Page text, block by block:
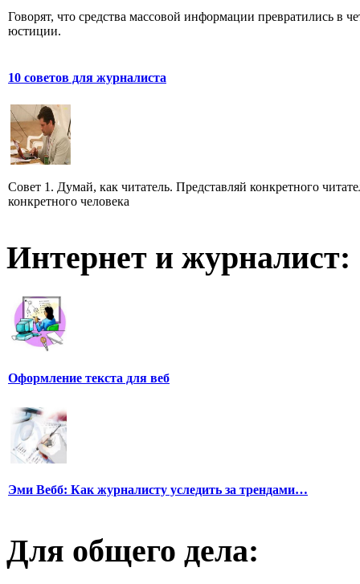
Говорят, что средства массовой информации превратились в
юстиции.
10 советов для журналиста
Совет 1. Думай, как читатель. Представляй конкретного
конкретного человека
Интернет и журналист:
Оформление текста для веб
Эми Вебб: Как журналисту уследить за трендами…
Для общего дела: